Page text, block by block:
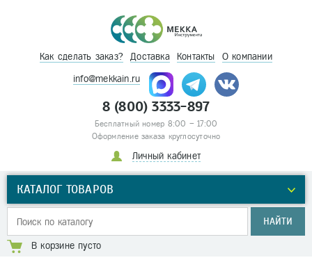
Как сделать заказ? Доставка Контакты О компании
info@mekkain.ru
8 (800) 3333-897
Бесплатный номер 8:00 – 17:00
Оформление заказа круглосуточно
Личный кабинет
КАТАЛОГ ТОВАРОВ
НАЙТИ
В корзине пусто